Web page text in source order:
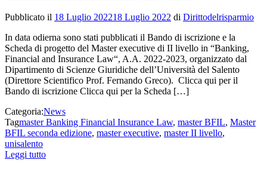
Pubblicato il 18 Luglio 202218 Luglio 2022 di Dirittodelrisparmio
In data odierna sono stati pubblicati il Bando di iscrizione e la
Scheda di progetto del Master executive di II livello in “Banking,
Financial and Insurance Law“, A.A. 2022-2023, organizzato dal
Dipartimento di Scienze Giuridiche dell’Università del Salento
(Direttore Scientifico Prof. Fernando Greco). Clicca qui per il
Bando di iscrizione Clicca qui per la Scheda […]
Categoria:News
Tagmaster Banking Financial Insurance Law, master BFIL, Master
BFIL seconda edizione, master executive, master II livello,
unisalento
Leggi tutto